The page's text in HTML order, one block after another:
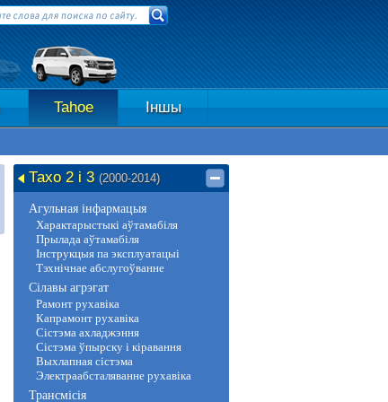
Tahoe Іншы
Тахо 2 і 3 (2000-2014)
Агульная інфармацыя
Характарыстыкі аўтамабіля
Прылада аўтамабіля
Інструкцыя па эксплуатацыі
Тэхнічнае абслугоўванне
Сілавы агрэгат
Рамонт рухавіка
Капрамонт рухавіка
Сістэма ахладжэння
Сістэма ўпырску і кіравання
Выхлапная сістэма
Электраабсталяванне рухавіка
Трансмісія